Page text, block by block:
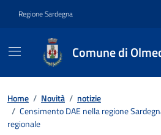
Regione Sardegna
Comune di
Contenuti in
Home / Novità / notizie
/ Censimento DAE nella regione
regionale